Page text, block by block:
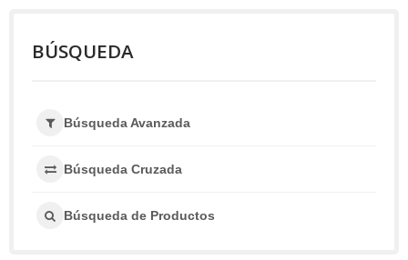
BÚSQUEDA
Búsqueda Avanzada
Búsqueda Cruzada
Búsqueda de Productos